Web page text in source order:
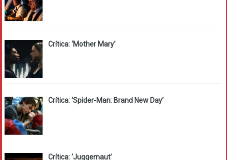
Crítica: ‘Mother Mary’
Crítica: ‘Spider-Man: Brand New Day’
Crítica: ‘Juggernaut’